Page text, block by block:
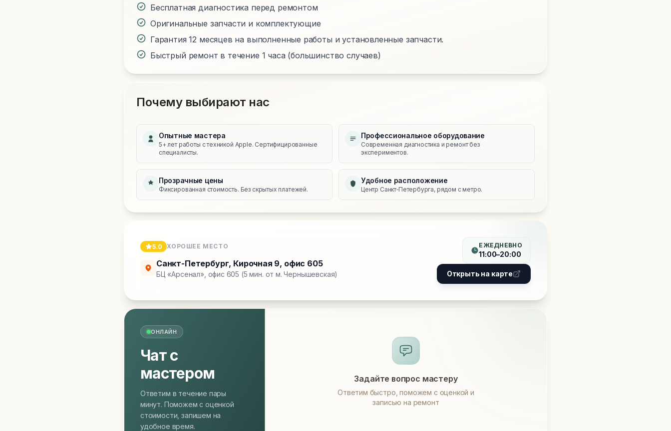
Бесплатная диагностика перед ремонтом
Оригинальные запчасти и комплектующие
Гарантия 12 месяцев на выполненные работы и установленные запчасти.
Быстрый ремонт в течение 1 часа (большинство случаев)
Почему выбирают нас
Опытные мастера
5+ лет работы с техникой Apple. Сертифицированные
специалисты.
Профессиональное оборудование
Современная диагностика и ремонт без
экспериментов.
Прозрачные цены
Фиксированная стоимость. Без скрытых платежей.
Удобное расположение
Центр Санкт‑Петербурга, рядом с метро.
5.0 ХОРОШЕЕ МЕСТО
Санкт-Петербург, Кирочная 9, офис 605
БЦ «Арсенал», офис 605 (5 мин. от м. Чернышевская)
ЕЖЕДНЕВНО
11:00–20:00
Открыть на карте
ОНЛАЙН
Чат с
мастером
Ответим в течение пары
минут. Поможем с оценкой
стоимости, запишем на
удобное время.
Задайте вопрос мастеру
Ответим быстро, поможем с оценкой и
записью на ремонт